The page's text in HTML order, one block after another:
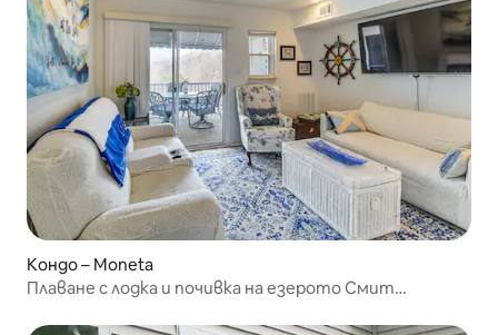
Кондо – Moneta
Плаване с лодка и почивка на езерото Смит